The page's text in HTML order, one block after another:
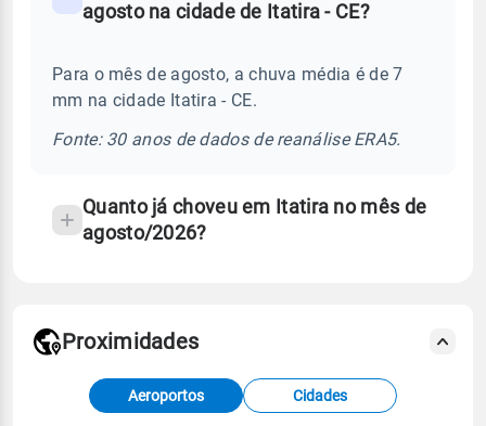
Perguntas
sobre
chuva
agosto na cidade de Itatira - CE?
Para o mês de agosto, a chuva média é de 7
mm na cidade Itatira - CE.
Fonte: 30 anos de dados de reanálise ERA5.
Quanto já choveu em Itatira no mês de
agosto/2026?
Fonte: dados combinados de estações
meteorológicas e satélite do Centro de Previsão
Proximidades
Aeroportos Cidades